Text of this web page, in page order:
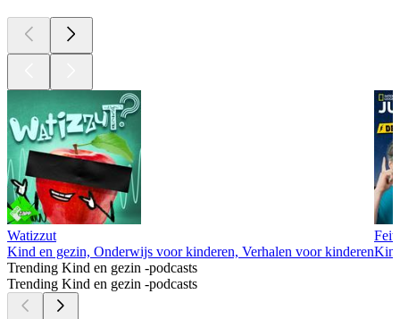
Watizzut
Kind en gezin, Onderwijs voor kinderen, Verhalen voor kinderen
Feit
Trending Kind en gezin -podcasts
Trending Kind en gezin -podcasts